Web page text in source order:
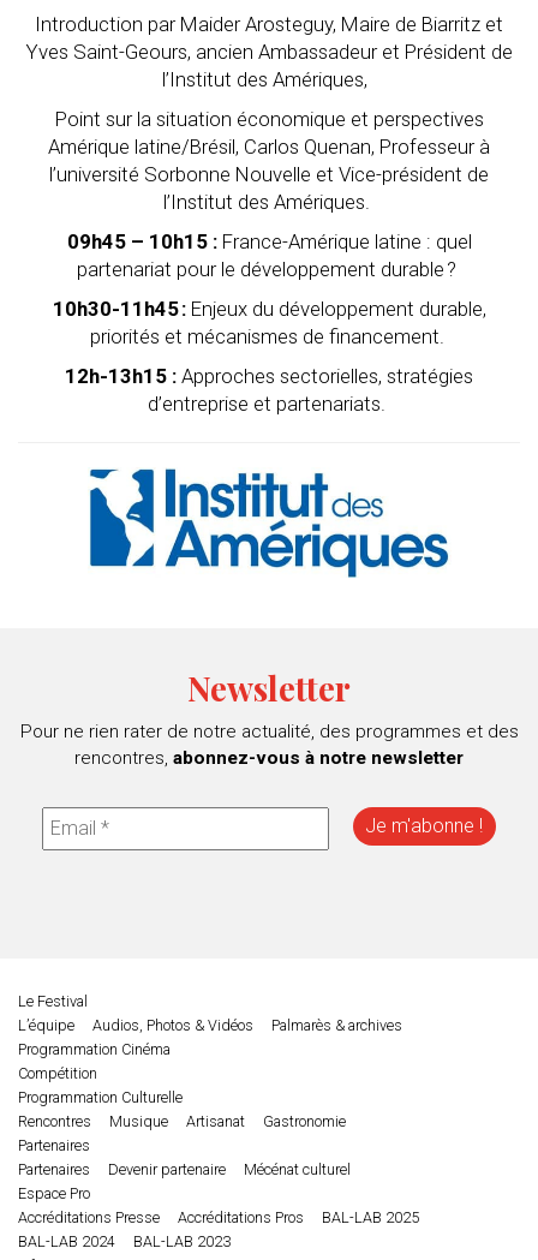
Introduction par Maider Arosteguy, Maire de Biarritz et
Yves Saint-Geours, ancien Ambassadeur et Président de
l’Institut des Amériques,
Point sur la situation économique et perspectives
Amérique latine/Brésil, Carlos Quenan, Professeur à
l’université Sorbonne Nouvelle et Vice-président de
l’Institut des Amériques
09h45 – 10h15 : France-Amérique latine : quel
partenariat pour le développement durable ?
10h30-11h45 : Enjeux du développement durable,
priorités et mécanismes de financement.
12h-13h15 : Approches sectorielles, stratégies
d’entreprise et partenariats.
Newsletter
Pour ne rien rater de notre actualité, des programmes et des
rencontres, abonnez-vous à notre newsletter
Le Festival
L’équipe
Audios, Photos & Vidéos
Palmarès & archives
Programmation Cinéma
Compétition
Programmation Culturelle
Rencontres
Musique Artisanat
Gastronomie
Partenaires
Partenaires
Devenir partenaire
Mécénat culturel
Espace Pro
Accréditations Presse
Accréditations Pros
BAL-LAB 2025
BAL-LAB 2024
BAL-LAB 2023